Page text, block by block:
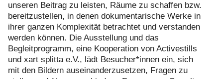
unseren Beitrag zu leisten, Räume zu schaffen bzw.
bereitzustellen, in denen dokumentarische Werke in
ihrer ganzen Komplexität betrachtet und verstanden
werden können. Die Ausstellung und das
Begleitprogramm, eine Kooperation von Activestills
und xart splitta e.V., lädt Besucher*innen ein, sich
mit den Bildern auseinanderzusetzen, Fragen zu